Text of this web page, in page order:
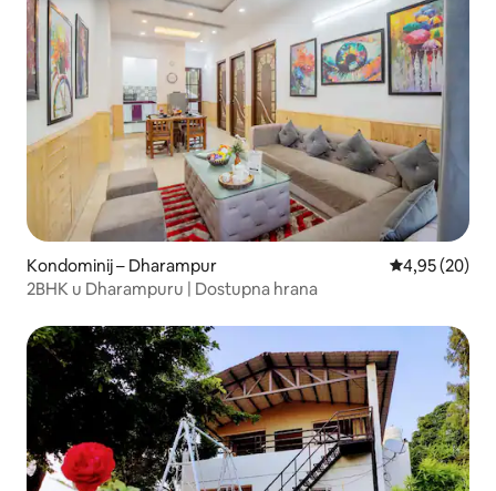
Kondominij – Dharampur Prosječna
4,95 (20)
2BHK u Dharampuru | Dostupna hrana